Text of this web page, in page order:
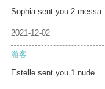
Sophia sent you 2 messa
2021-12-02
游客
Estelle sent you 1 nude